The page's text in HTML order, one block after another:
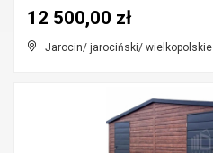
Jarocin/ jarociński/ wielkopolskie
12 500,00 zł